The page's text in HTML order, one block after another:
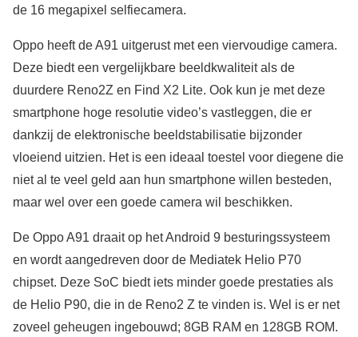
de 16 megapixel selfiecamera.
Oppo heeft de A91 uitgerust met een viervoudige camera.
Deze biedt een vergelijkbare beeldkwaliteit als de
duurdere Reno2Z en Find X2 Lite. Ook kun je met deze
smartphone hoge resolutie video’s vastleggen, die er
dankzij de elektronische beeldstabilisatie bijzonder
vloeiend uitzien. Het is een ideaal toestel voor diegene die
niet al te veel geld aan hun smartphone willen besteden,
maar wel over een goede camera wil beschikken.
De Oppo A91 draait op het Android 9 besturingssysteem
en wordt aangedreven door de Mediatek Helio P70
chipset. Deze SoC biedt iets minder goede prestaties als
de Helio P90, die in de Reno2 Z te vinden is. Wel is er net
zoveel geheugen ingebouwd; 8GB RAM en 128GB ROM.